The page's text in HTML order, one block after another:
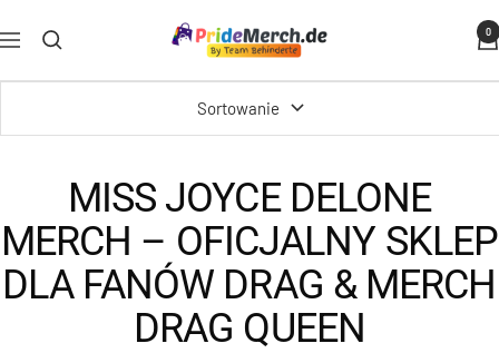
do
Nawigacja
PrideMerch.de
Behinderte
Cities
e.V.
0
Sortowanie
MISS JOYCE DELONE
MERCH – OFICJALNY SKLEP
DLA FANÓW DRAG & MERCH
DRAG QUEEN